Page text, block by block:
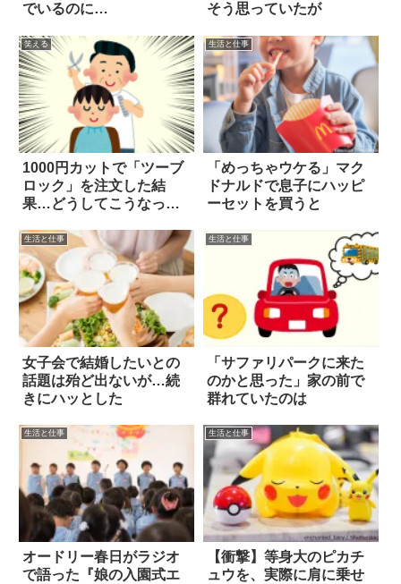
でいるのに…
そう思っていたが
笑える
1000円カットで「ツーブ
ロック」を注文した結
果…どうしてこうなった
生活と仕事
「めっちゃウケる」マク
ドナルドで息子にハッピ
ーセットを買うと
生活と仕事
女子会で結婚したいとの
話題は殆ど出ないが…続
きにハッとした
生活と仕事
「サファリパークに来た
のかと思った」家の前で
群れていたのは
生活と仕事
オードリー春日がラジオ
で語った『娘の入園式エ
生活と仕事
【衝撃】等身大のピカチ
ュウを、実際に肩に乗せ